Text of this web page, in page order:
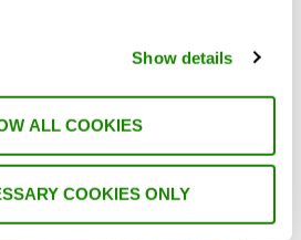
Show details
ALL COOKIES
COOKIES ONLY